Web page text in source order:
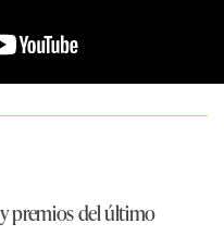
premios del último